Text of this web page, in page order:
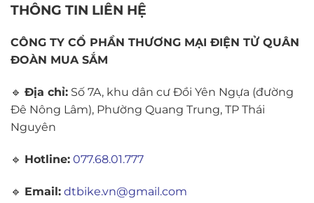
THÔNG TIN LIÊN HỆ
CÔNG TY CỔ PHẦN THƯƠNG MẠI ĐIỆN TỬ QUÂN
ĐOÀN MUA SẮM
🔹 Địa chỉ: Số 7A, khu dân cư Đồi Yên Ngựa (đường
Đê Nông Lâm), Phường Quang Trung, TP Thái
Nguyên
🔹 Hotline: 077.68.01.777
🔹 Email: dtbike.vn@gmail.com